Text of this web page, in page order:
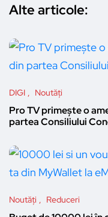
Alte articole:
DIGI Noutăți
Pro TV primește o
partea Consiliului
Noutăți Reduceri